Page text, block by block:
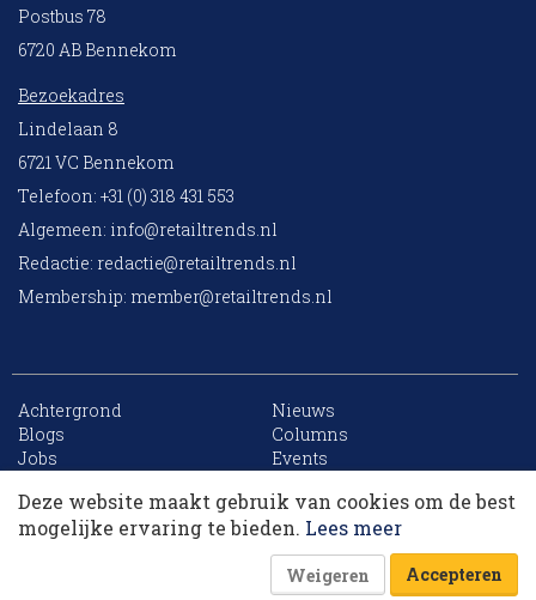
Postbus 78
6720 AB Bennekom
Bezoekadres
Lindelaan 8
6721 VC Bennekom
Telefoon: +31 (0) 318 431 553
Algemeen: info@retailtrends.nl
Redactie: redactie@retailtrends.nl
Membership: member@retailtrends.nl
Achtergrond
Nieuws
Blogs
Columns
Jobs
Events
Archief
Sitemap
Website is powered by
Deze website maakt gebruik van cookies om de best
mogelijke ervaring te bieden. Lees meer
Weigeren Accepteren
10 collega’s
Korting op events